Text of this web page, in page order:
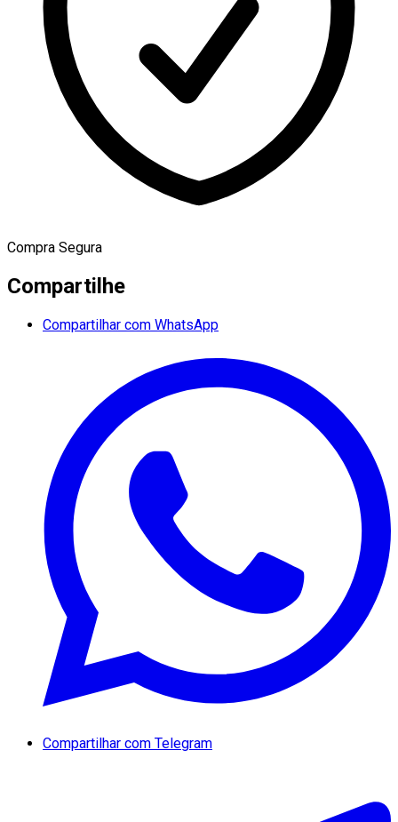
Compra Segura
Compartilhe
Compartilhar com WhatsApp
Compartilhar com Telegram